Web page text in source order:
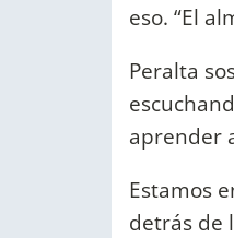
eso. “El
Peralta
aprender
Estamos
detrás de